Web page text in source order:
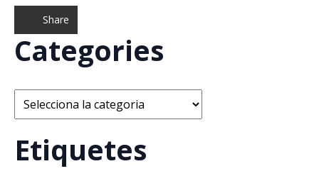
Share
Categories
Categories
Etiquetes